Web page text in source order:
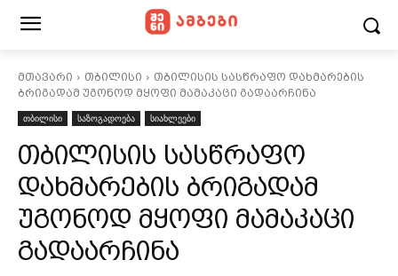
მთავარი თბილისი
თბილისის სასწრაფო დახმარების
ბრიგადამ უგონოდ მყოფი მამაკაცი გადაარჩინა
თბილისი
საზოგადოება სიახლეები
თბილისის სასწრაფო
დახმარების ბრიგადამ
უგონოდ მყოფი მამაკაცი
გადაარჩინა